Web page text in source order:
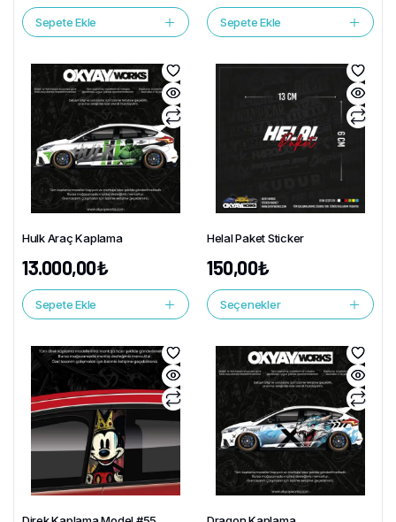
Sepete Ekle Sepete Ekle
Hulk Araç Kaplama
13.000,00₺
Sepete Ekle
Helal Paket Sticker
150,00₺
Seçenekler